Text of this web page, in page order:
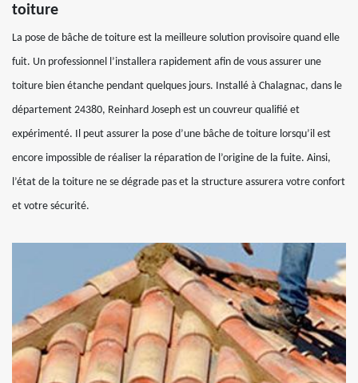
toiture
La pose de bâche de toiture est la meilleure solution provisoire quand elle
fuit. Un professionnel l’installera rapidement afin de vous assurer une
toiture bien étanche pendant quelques jours. Installé à Chalagnac, dans le
département 24380, Reinhard Joseph est un couvreur qualifié et
expérimenté. Il peut assurer la pose d’une bâche de toiture lorsqu’il est
encore impossible de réaliser la réparation de l’origine de la fuite. Ainsi,
l’état de la toiture ne se dégrade pas et la structure assurera votre confort
et votre sécurité.